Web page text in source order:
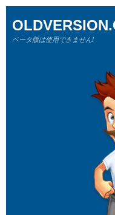
ベータ版は使用できません!